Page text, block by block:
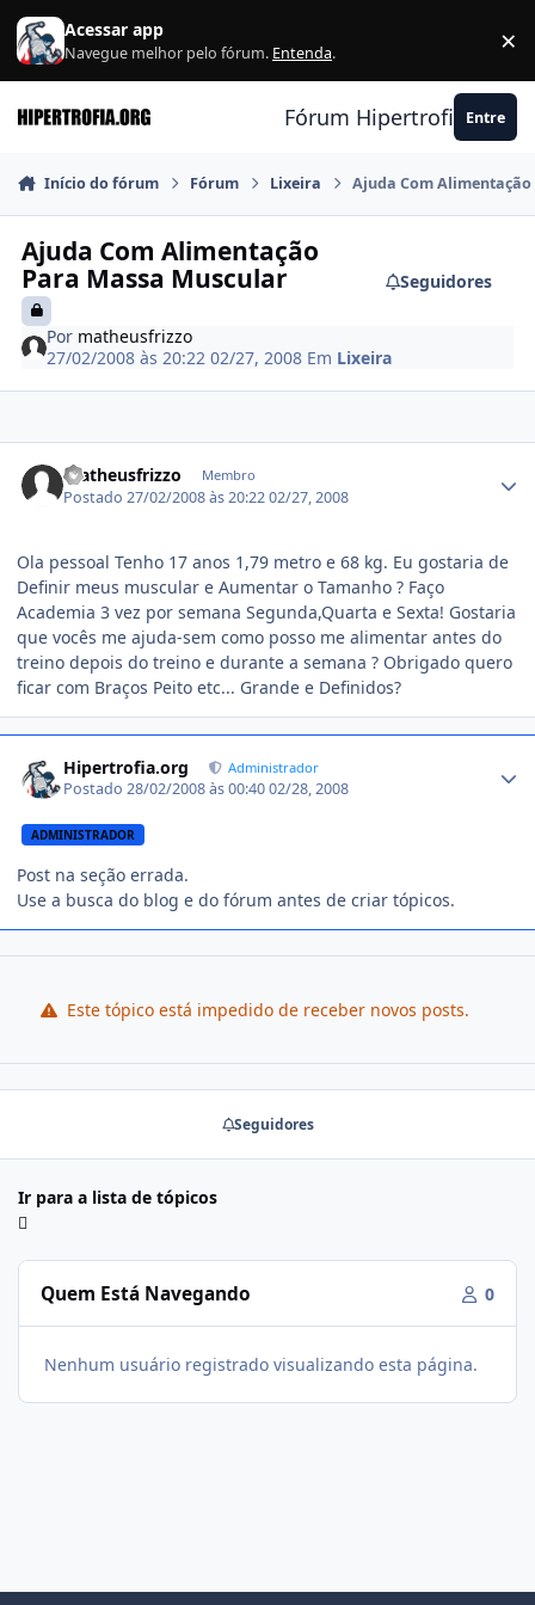
Ir para conteúdo
Acessar app
Navegue melhor pelo fórum. Entenda. ×
Fórum Hipertrofia.org
Entre
Início do fórum Fórum Lixeira Ajuda Com
Ajuda Com Alimentação
Para Massa Muscular
Seguidores
Por matheusfrizzo
27/02/2008 às 20:2202/27, 2008 Em Lixeira
matheusfrizzo Membro
Postado27/02/2008 às 20:2202/27, 2008
Ola pessoal Tenho 17 anos 1,79 metro e 68 kg. Eu gostaria de
Definir meus muscular e Aumentar o Tamanho ? Faço
Academia 3 vez por semana Segunda,Quarta e Sexta! Gostaria
que vocês me ajuda-sem como posso me alimentar antes do
treino depois do treino e durante a semana ? Obrigado quero
ficar com Braços Peito etc... Grande e Definidos?
Hipertrofia.org Administrador
Postado28/02/2008 às 00:4002/28, 2008
ADMINISTRADOR
Post na seção errada.
Use a busca do blog e do fórum antes de criar tópicos.
Este tópico está impedido de receber novos posts.
Seguidores
Ir para a lista de tópicos
Quem Está Navegando 0
Nenhum usuário registrado visualizando esta página.